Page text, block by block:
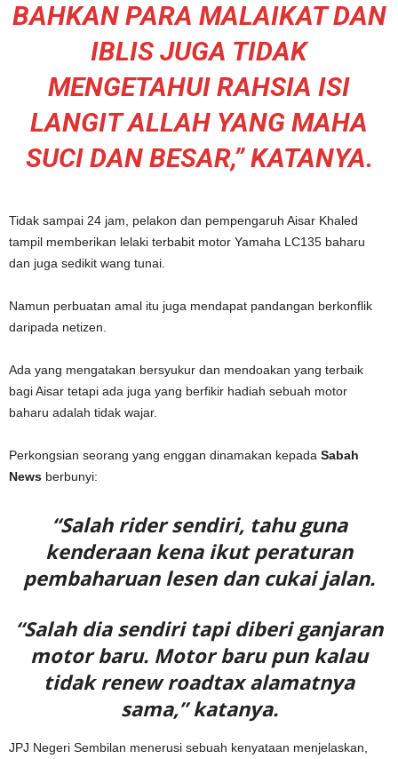
BAHKAN PARA MALAIKAT DAN
IBLIS JUGA TIDAK
MENGETAHUI RAHSIA ISI
LANGIT ALLAH YANG MAHA
SUCI DAN BESAR,” KATANYA.
Tidak sampai 24 jam, pelakon dan pempengaruh Aisar Khaled
tampil memberikan lelaki terbabit motor Yamaha LC135 baharu
dan juga sedikit wang tunai.
Namun perbuatan amal itu juga mendapat pandangan berkonflik
daripada netizen.
Ada yang mengatakan bersyukur dan mendoakan yang terbaik
bagi Aisar tetapi ada juga yang berfikir hadiah sebuah motor
baharu adalah tidak wajar.
Perkongsian seorang yang enggan dinamakan kepada Sabah
News berbunyi:
“Salah rider sendiri, tahu guna
kenderaan kena ikut peraturan
pembaharuan lesen dan cukai jalan.
“Salah dia sendiri tapi diberi ganjaran
motor baru. Motor baru pun kalau
tidak renew roadtax alamatnya
sama,” katanya.
JPJ Negeri Sembilan menerusi sebuah kenyataan menjelaskan,